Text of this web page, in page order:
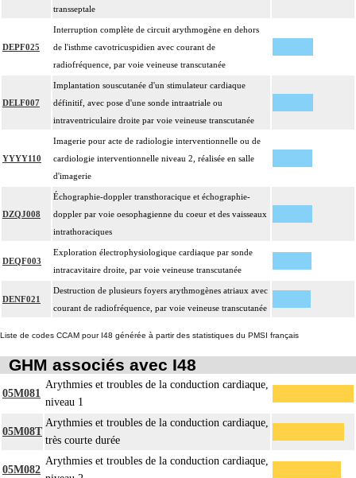
transseptale
DEPF025
Interruption complète de circuit arythmogène en dehors
de l'isthme cavotricuspidien avec courant de
radiofréquence, par voie veineuse transcutanée
DELF007
Implantation souscutanée d'un stimulateur cardiaque
définitif, avec pose d'une sonde intraatriale ou
intraventriculaire droite par voie veineuse transcutanée
YYYY110
Imagerie pour acte de radiologie interventionnelle ou de
cardiologie interventionnelle niveau 2, réalisée en salle
d'imagerie
DZQJ008
Échographie-doppler transthoracique et échographie-
doppler par voie oesophagienne du coeur et des vaisseaux
intrathoraciques
DEQF003
Exploration électrophysiologique cardiaque par sonde
intracavitaire droite, par voie veineuse transcutanée
DENF021
Destruction de plusieurs foyers arythmogènes atriaux avec
courant de radiofréquence, par voie veineuse transcutanée
Liste de codes CCAM pour I48 générée à partir des statistiques du PMSI français
GHM associés avec I48
05M081
Arythmies et troubles de la conduction cardiaque,
niveau 1
05M08T
Arythmies et troubles de la conduction cardiaque,
très courte durée
05M082
Arythmies et troubles de la conduction cardiaque,